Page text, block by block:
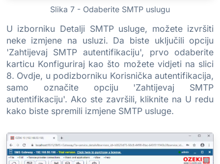
Slika 7 - Odaberite SMTP uslugu
U izborniku Detalji SMTP usluge, možete izvršiti
neke izmjene na usluzi. Da biste uključili opciju
'Zahtijevaj SMTP autentifikaciju', prvo odaberite
karticu Konfiguriraj kao što možete vidjeti na slici
8. Ovdje, u podizborniku Korisnička autentifikacija,
samo označite opciju 'Zahtijevaj SMTP
autentifikaciju'. Ako ste završili, kliknite na U redu
kako biste spremili izmjene SMTP usluge.